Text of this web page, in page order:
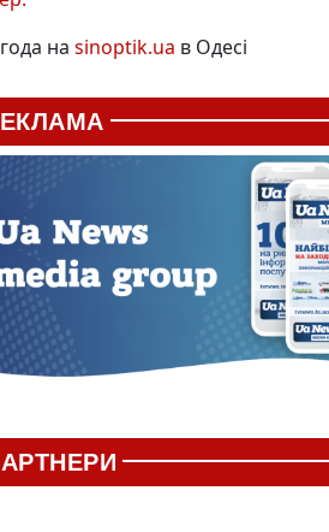
на sinoptik.ua в Одесі